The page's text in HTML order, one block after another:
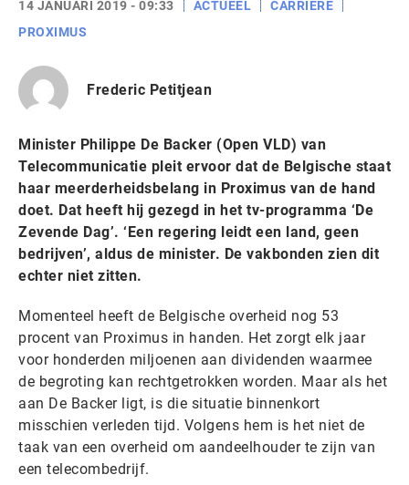
14 JANUARI 2019 - 09:33 ACTUEEL
CARRIÈRE
PROXIMUS
Frederic Petitjean
Minister Philippe De Backer (Open VLD) van
Telecommunicatie pleit ervoor dat de Belgische staat
haar meerderheidsbelang in Proximus van de hand
doet. Dat heeft hij gezegd in het tv-programma ‘De
Zevende Dag’. ‘Een regering leidt een land, geen
bedrijven’, aldus de minister. De vakbonden zien dit
echter niet zitten.
Momenteel heeft de Belgische overheid nog 53
procent van Proximus in handen. Het zorgt elk jaar
voor honderden miljoenen aan dividenden waarmee
de begroting kan rechtgetrokken worden. Maar als het
aan De Backer ligt, is die situatie binnenkort
misschien verleden tijd. Volgens hem is het niet de
taak van een overheid om aandeelhouder te zijn van
een telecombedrijf.